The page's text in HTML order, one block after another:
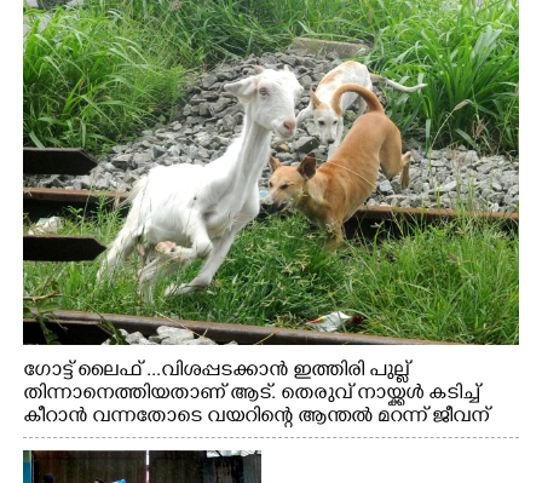
ഗോട്ട് ലൈഫ് ...വിശപ്പടക്കാൻ ഇത്തിരി പുല്ല്
തിന്നാനെത്തിയതാണ് ആട്. തെരുവ് നായ്ക്കൾ കടിച്ച്
കീറാൻ വന്നതോടെ വയറിന്റെ ആന്തൽ മറന്ന് ജീവന്
വേണ്ടിയായി ഓട്ടം. എറണാകുളം വാത്തുരുത്തിയിൽ
നിന്നുള്ള കാഴ്ച